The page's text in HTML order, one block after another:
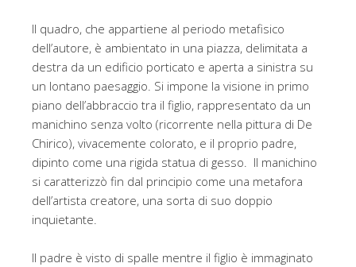
Il quadro, che appartiene al periodo metafisico
dell’autore, è ambientato in una piazza, delimitata a
destra da un edificio porticato e aperta a sinistra su
un lontano paesaggio. Si impone la visione in primo
piano dell’abbraccio tra il figlio, rappresentato da un
manichino senza volto (ricorrente nella pittura di De
Chirico), vivacemente colorato, e il proprio padre,
dipinto come una rigida statua di gesso. Il manichino
si caratterizzò fin dal principio come una metafora
dell’artista creatore, una sorta di suo doppio
inquietante.
Il padre è visto di spalle mentre il figlio è immaginato